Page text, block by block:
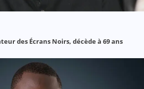
des Écrans Noirs, décède à 69 ans